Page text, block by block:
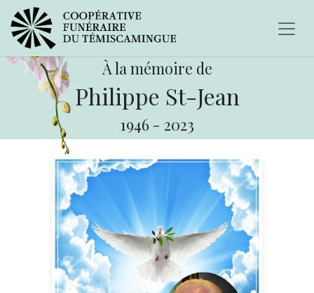
À la mémoire de
Philippe St-Jean
1946 - 2023